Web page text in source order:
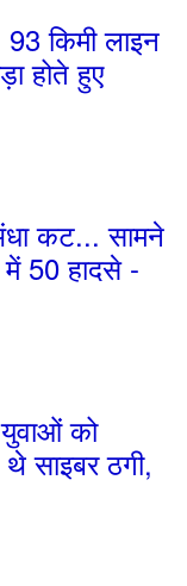
किमी लाइन
होते हुए
कट... सामने
50 हादसे -
को
साइबर ठगी,